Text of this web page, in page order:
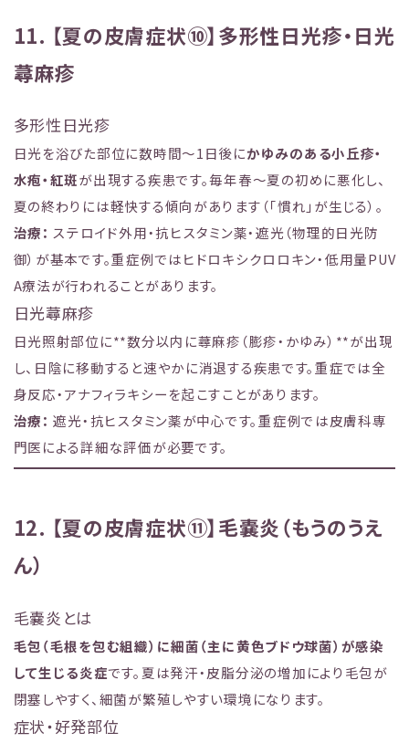
11. 【夏の皮膚症状⑩】多形性日光疹・日光
蕁麻疹
多形性日光疹
日光を浴びた部位に数時間〜1日後にかゆみのある小丘疹・
水疱・紅斑が出現する疾患です。毎年春〜夏の初めに悪化し、
夏の終わりには軽快する傾向があります（「慣れ」が生じる）。
治療： ステロイド外用・抗ヒスタミン薬・遮光（物理的日光防
御）が基本です。重症例ではヒドロキシクロロキン・低用量PUV
A療法が行われることがあります。
日光蕁麻疹
日光照射部位に**数分以内に蕁麻疹（膨疹・かゆみ）**が出現
し、日陰に移動すると速やかに消退する疾患です。重症では全
身反応・アナフィラキシーを起こすことがあります。
治療： 遮光・抗ヒスタミン薬が中心です。重症例では皮膚科専
門医による詳細な評価が必要です。
12. 【夏の皮膚症状⑪】毛嚢炎（もうのうえ
ん）
毛嚢炎とは
毛包（毛根を包む組織）に細菌（主に黄色ブドウ球菌）が感染
して生じる炎症です。夏は発汗・皮脂分泌の増加により毛包が
閉塞しやすく、細菌が繁殖しやすい環境になります。
症状・好発部位